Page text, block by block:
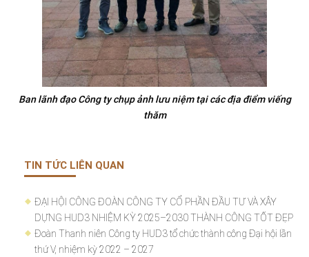
Ban lãnh đạo Công ty chụp ảnh lưu niệm tại các địa điểm viếng
thăm
TIN TỨC LIÊN QUAN
ĐẠI HỘI CÔNG ĐOÀN CÔNG TY CỔ PHẦN ĐẦU TƯ VÀ XÂY
DỰNG HUD3 NHIỆM KỲ 2025–2030 THÀNH CÔNG TỐT ĐẸP
Đoàn Thanh niên Công ty HUD3 tổ chức thành công Đại hội lần
thứ V, nhiệm kỳ 2022 – 2027